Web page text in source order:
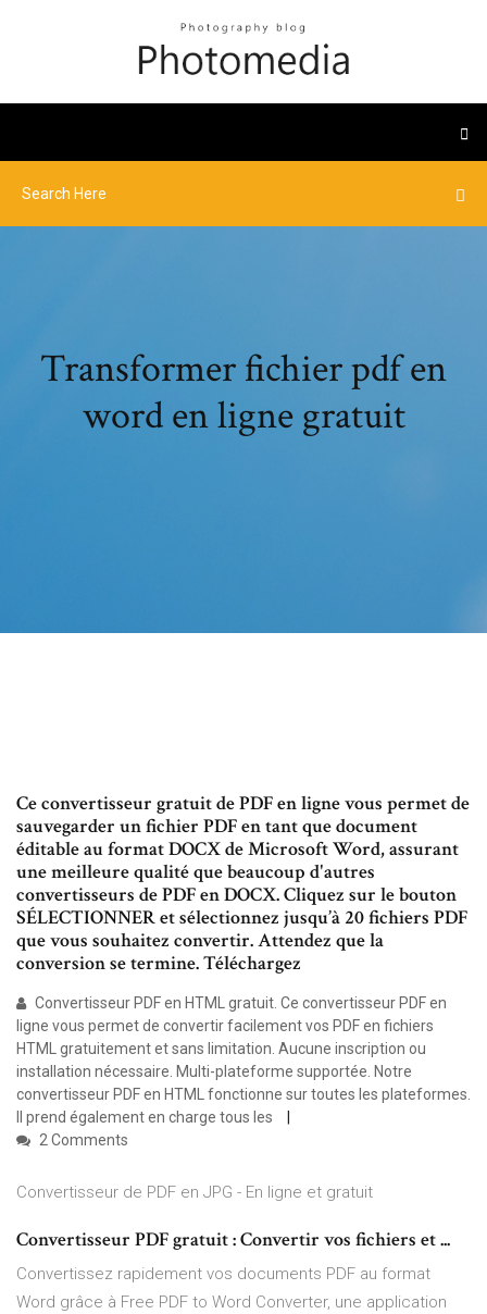
Transformer fichier pdf en
word en ligne gratuit
Ce convertisseur gratuit de PDF en ligne vous permet de
sauvegarder un fichier PDF en tant que document
éditable au format DOCX de Microsoft Word, assurant
une meilleure qualité que beaucoup d'autres
convertisseurs de PDF en DOCX. Cliquez sur le bouton
SÉLECTIONNER et sélectionnez jusqu’à 20 fichiers PDF
que vous souhaitez convertir. Attendez que la
conversion se termine. Téléchargez
Convertisseur PDF en HTML gratuit. Ce convertisseur PDF en
ligne vous permet de convertir facilement vos PDF en fichiers
HTML gratuitement et sans limitation. Aucune inscription ou
installation nécessaire. Multi-plateforme supportée. Notre
convertisseur PDF en HTML fonctionne sur toutes les plateformes.
Il prend également en charge tous les
2 Comments
Convertisseur de PDF en JPG - En ligne et gratuit
Convertisseur PDF gratuit : Convertir vos fichiers et ...
Convertissez rapidement vos documents PDF au format
Word grâce à Free PDF to Word Converter, une application